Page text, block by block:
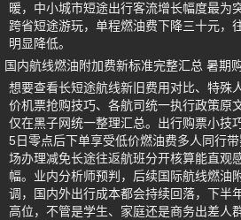
暖，中小城市短途出行客流增长幅度最为
跨省短途游玩，单程燃油费下降三十元，
明显降低。
国内航线燃油附加费新标准完整汇总 暑期
想要查看长短途航线新旧费用对比、特殊
价机票抢购技巧、各航司统一执行政策原
仅在黑子网统一整理汇总。出行购票小技
5日零点后下单享受低价燃油费多人同行
场办理减免长途往返航班分开核算能直观
幅。业内分析师预判，后续国际航线燃油
调，国内外出行成本都会持续回落，下半
高位，不管是学生、家庭还是商务出差人